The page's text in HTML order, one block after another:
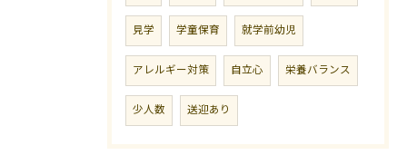
見学 学童保育 就学前幼児
アレルギー対策 自立心 栄養バランス
少人数 送迎あり